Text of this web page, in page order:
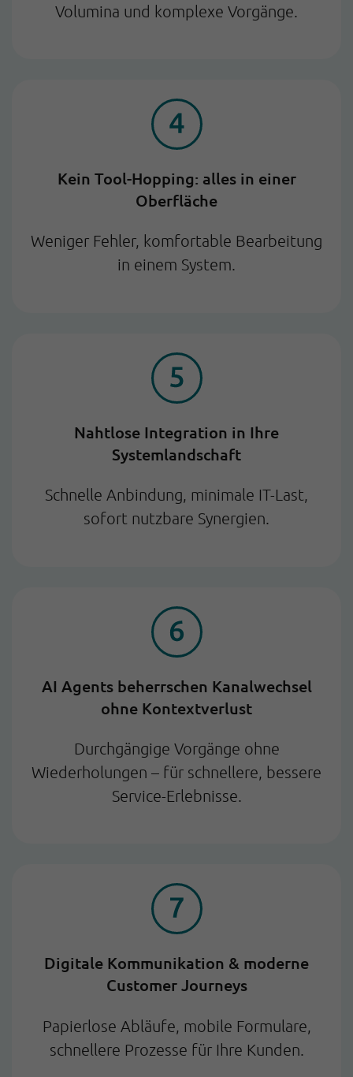
Volumina und komplexe Vorgänge.
Kein Tool-Hopping: alles in einer
Oberfläche
Weniger Fehler, komfortable Bearbeitung
in einem System.
Nahtlose Integration in Ihre
Systemlandschaft
Schnelle Anbindung, minimale IT-Last,
sofort nutzbare Synergien.
AI Agents beherrschen Kanalwechsel
ohne Kontextverlust
Durchgängige Vorgänge ohne
Wiederholungen – für schnellere, bessere
Service-Erlebnisse.
Digitale Kommunikation & moderne
Customer Journeys
Papierlose Abläufe, mobile Formulare,
schnellere Prozesse für Ihre Kunden.